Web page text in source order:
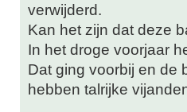
verwijderd.
Kan het zijn dat deze
In het droge voorjaar
Dat ging voorbij en de
hebben talrijke